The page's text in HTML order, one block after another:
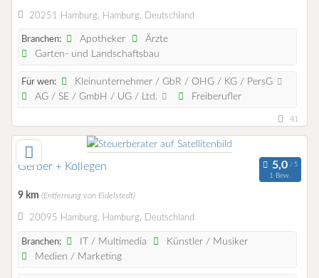
20251 Hamburg, Hamburg, Deutschland
Branchen: Apotheker
Ärzte
Garten- und Landschaftsbau
Für wen:
Kleinunternehmer / GbR / OHG / KG / PersG
AG / SE / GmbH / UG / Ltd.
Freiberufler
41
Gerber + Kollegen
1 Bew.
9 km (Entfernung von Eidelstedt)
20095 Hamburg, Hamburg, Deutschland
Branchen: IT / Multimedia
Künstler / Musiker
Medien / Marketing